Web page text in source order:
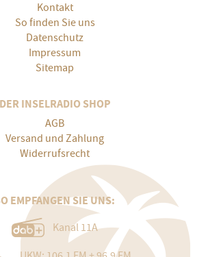
Kontakt
So finden Sie uns
Datenschutz
Impressum
Sitemap
DER INSELRADIO SHOP
AGB
Versand und Zahlung
Widerrufsrecht
EMPFANGEN SIE UNS:
Kanal 11A